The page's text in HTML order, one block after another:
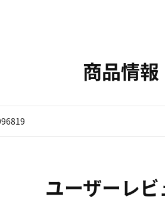
商品情報
ユーザーレビ